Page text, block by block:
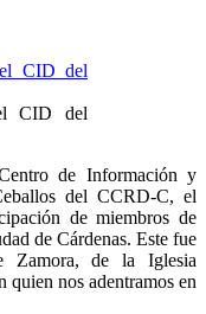
CID del
de Información y
del CCRD-C, el
de miembros de
de Cárdenas. Este fue
Zamora, de la Iglesia
quien nos adentramos en